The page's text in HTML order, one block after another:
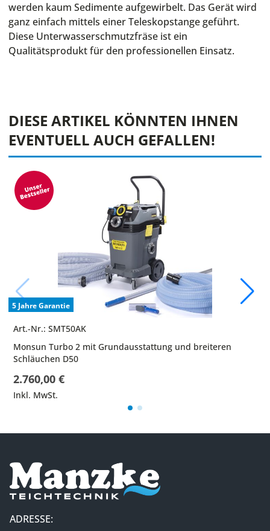
werden kaum Sedimente aufgewirbelt. Das Gerät wird
ganz einfach mittels einer Teleskopstange geführt.
Diese Unterwasserschmutzfräse ist ein
Qualitätsprodukt für den professionellen Einsatz.
DIESE ARTIKEL KÖNNTEN IHNEN
EVENTUELL AUCH GEFALLEN!
5 Jahre Garantie
Art.-Nr.: SMT50AK
Monsun Turbo 2 mit Grundausstattung und breiteren
Schläuchen D50
2.760,00 €
Inkl. MwSt.
ADRESSE: